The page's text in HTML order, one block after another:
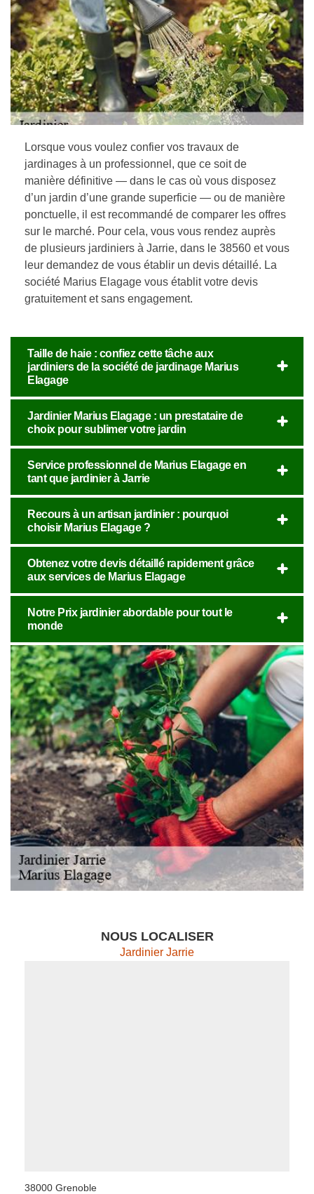
Lorsque vous voulez confier vos travaux de
jardinages à un professionnel, que ce soit de
manière définitive — dans le cas où vous disposez
d’un jardin d’une grande superficie — ou de manière
ponctuelle, il est recommandé de comparer les offres
sur le marché. Pour cela, vous vous rendez auprès
de plusieurs jardiniers à Jarrie, dans le 38560 et vous
leur demandez de vous établir un devis détaillé. La
société Marius Elagage vous établit votre devis
gratuitement et sans engagement.
Taille de haie : confiez cette tâche aux
jardiniers de la société de jardinage Marius
Elagage
Jardinier Marius Elagage : un prestataire de
choix pour sublimer votre jardin
Service professionnel de Marius Elagage en
tant que jardinier à Jarrie
Recours à un artisan jardinier : pourquoi
choisir Marius Elagage ?
Obtenez votre devis détaillé rapidement grâce
aux services de Marius Elagage
Notre Prix jardinier abordable pour tout le
monde
NOUS LOCALISER
Jardinier Jarrie
38000 Grenoble